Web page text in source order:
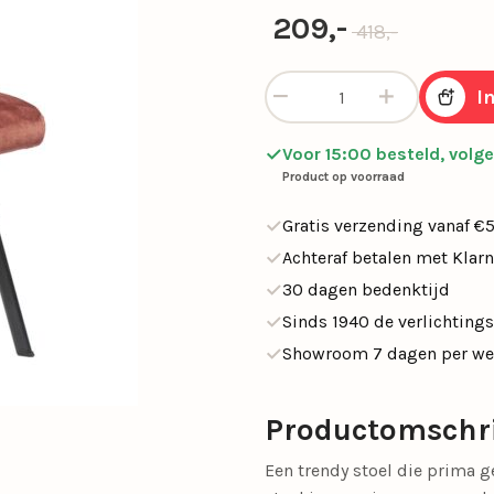
Buitenlampen
met lamp
Slimme
Touch Lampen
Segula
SALE buitenlampen
SALE
418,-
209,-
Huidige prijs
Trendy eetkamerstoel
Voor 15:00 besteld,
Product op voorraad
Gratis verzending vanaf
Achteraf betalen met
30 dagen bedenktijd
Sinds 1940 de
Showroom 7 dagen per
Een trendy stoel die prima